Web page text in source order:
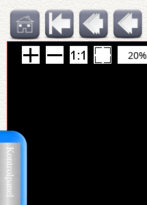
Kontrolpanel
20%